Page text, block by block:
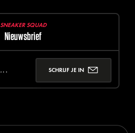
SNEAKER SQUAD
Nieuwsbrief
SCHRIJF JE IN